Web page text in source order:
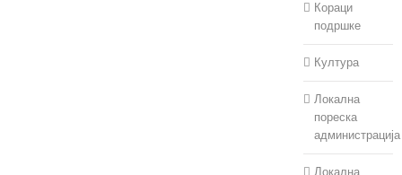
Кораци
подршке
Култура
Локална
пореска
администрација
Локална